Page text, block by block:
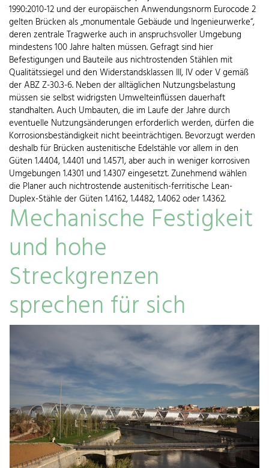
1990:2010-12 und der europäischen Anwendungsnorm Eurocode 2
gelten Brücken als „monumentale Gebäude und Ingenieurwerke“,
deren zentrale Tragwerke auch in anspruchsvoller Umgebung
mindestens 100 Jahre halten müssen. Gefragt sind hier
Befestigungen und Bauteile aus nichtrostenden Stählen mit
Qualitätssiegel und den Widerstandsklassen III, IV oder V gemäß
der ABZ Z-30.3-6. Neben der alltäglichen Nutzungsbelastung
müssen sie selbst widrigsten Umwelteinflüssen dauerhaft
standhalten. Auch Umbauten, die im Laufe der Jahre durch
eventuelle Nutzungsänderungen erforderlich werden, dürfen die
Korrosionsbeständigkeit nicht beeinträchtigen. Bevorzugt werden
deshalb für Brücken austenitische Edelstähle vor allem in den
Güten 1.4404, 1.4401 und 1.4571, aber auch in weniger korrosiven
Umgebungen 1.4301 und 1.4307 eingesetzt. Zunehmend wählen
die Planer auch nichtrostende austenitisch-ferritische Lean-
Duplex-Stähle der Güten 1.4162, 1.4482, 1.4062 oder 1.4362.
Mechanische Festigkeit
und hohe
Streckgrenzen
sprechen für sich